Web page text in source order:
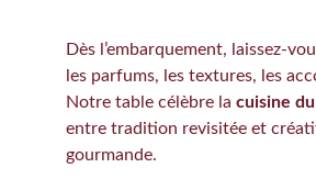
Dès l’embarquement, laissez-
les parfums, les textures, les
Notre table célèbre la cuisine
entre tradition revisitée et
gourmande.